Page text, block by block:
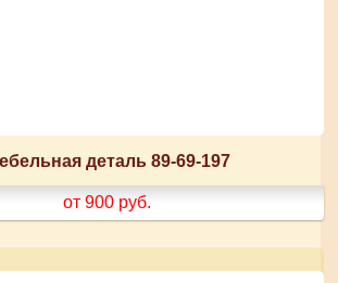
деталь 89-69-197
от 900 руб.